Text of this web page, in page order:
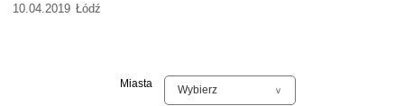
10.04.2019 Łódź
Miasta